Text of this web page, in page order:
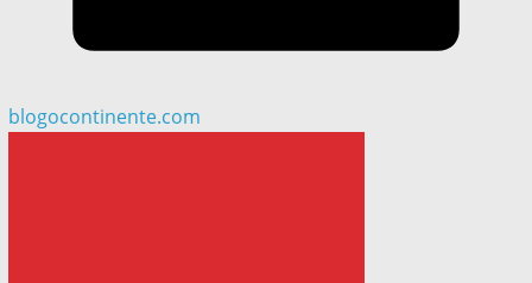
blogocontinente.com